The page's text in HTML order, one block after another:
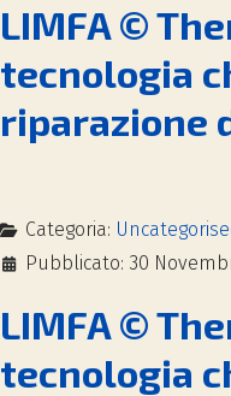
LIMFA ©
tecnologia
riparazione
Categoria:
Pubblicato: 30
LIMFA ©
tecnologia